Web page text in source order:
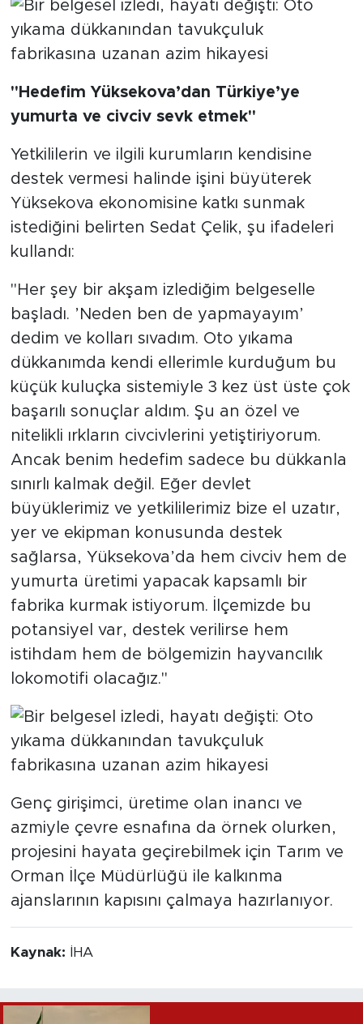
"Hedefim Yüksekova’dan Türkiye’ye
yumurta ve civciv sevk etmek"
Yetkililerin ve ilgili kurumların kendisine
destek vermesi halinde işini büyüterek
Yüksekova ekonomisine katkı sunmak
istediğini belirten Sedat Çelik, şu ifadeleri
kullandı:
"Her şey bir akşam izlediğim belgeselle
başladı. ’Neden ben de yapmayayım’
dedim ve kolları sıvadım. Oto yıkama
dükkanımda kendi ellerimle kurduğum bu
küçük kuluçka sistemiyle 3 kez üst üste çok
başarılı sonuçlar aldım. Şu an özel ve
nitelikli ırkların civcivlerini yetiştiriyorum.
Ancak benim hedefim sadece bu dükkanla
sınırlı kalmak değil. Eğer devlet
büyüklerimiz ve yetkililerimiz bize el uzatır,
yer ve ekipman konusunda destek
sağlarsa, Yüksekova’da hem civciv hem de
yumurta üretimi yapacak kapsamlı bir
fabrika kurmak istiyorum. İlçemizde bu
potansiyel var, destek verilirse hem
istihdam hem de bölgemizin hayvancılık
lokomotifi olacağız."
Genç girişimci, üretime olan inancı ve
azmiyle çevre esnafına da örnek olurken,
projesini hayata geçirebilmek için Tarım ve
Orman İlçe Müdürlüğü ile kalkınma
ajanslarının kapısını çalmaya hazırlanıyor.
Kaynak: İHA